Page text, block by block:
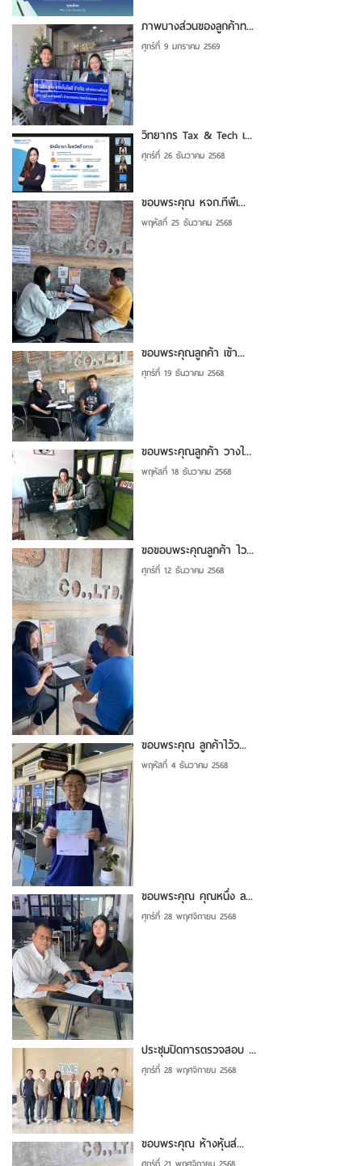
ภาพบางส่วนของลูกค้าท...
ศุกร์ที่ 9 มกราคม 2569
วิทยากร Tax & Tech เ...
ศุกร์ที่ 26 ธันวาคม 2568
ขอบพระคุณ หจก.ทีพีเ...
พฤหัสที่ 25 ธันวาคม 2568
ขอบพระคุณลูกค้า เข้า...
ศุกร์ที่ 19 ธันวาคม 2568
ขอบพระคุณลูกค้า วางใ...
พฤหัสที่ 18 ธันวาคม 2568
ขอขอบพระคุณลูกค้า ไว...
ศุกร์ที่ 12 ธันวาคม 2568
ขอบพระคุณ ลูกค้าไว้ว...
พฤหัสที่ 4 ธันวาคม 2568
ขอบพระคุณ คุณหนึ่ง ล...
ศุกร์ที่ 28 พฤศจิกายน 2568
ประชุมปิดการตรวจสอบ ...
ศุกร์ที่ 28 พฤศจิกายน 2568
ขอบพระคุณ ห้างหุ้นส่...